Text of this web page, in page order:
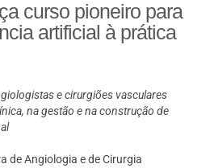
curso pioneiro para
artificial à prática
e cirurgiões vasculares
na gestão e na construção de
de Angiologia e de Cirurgia